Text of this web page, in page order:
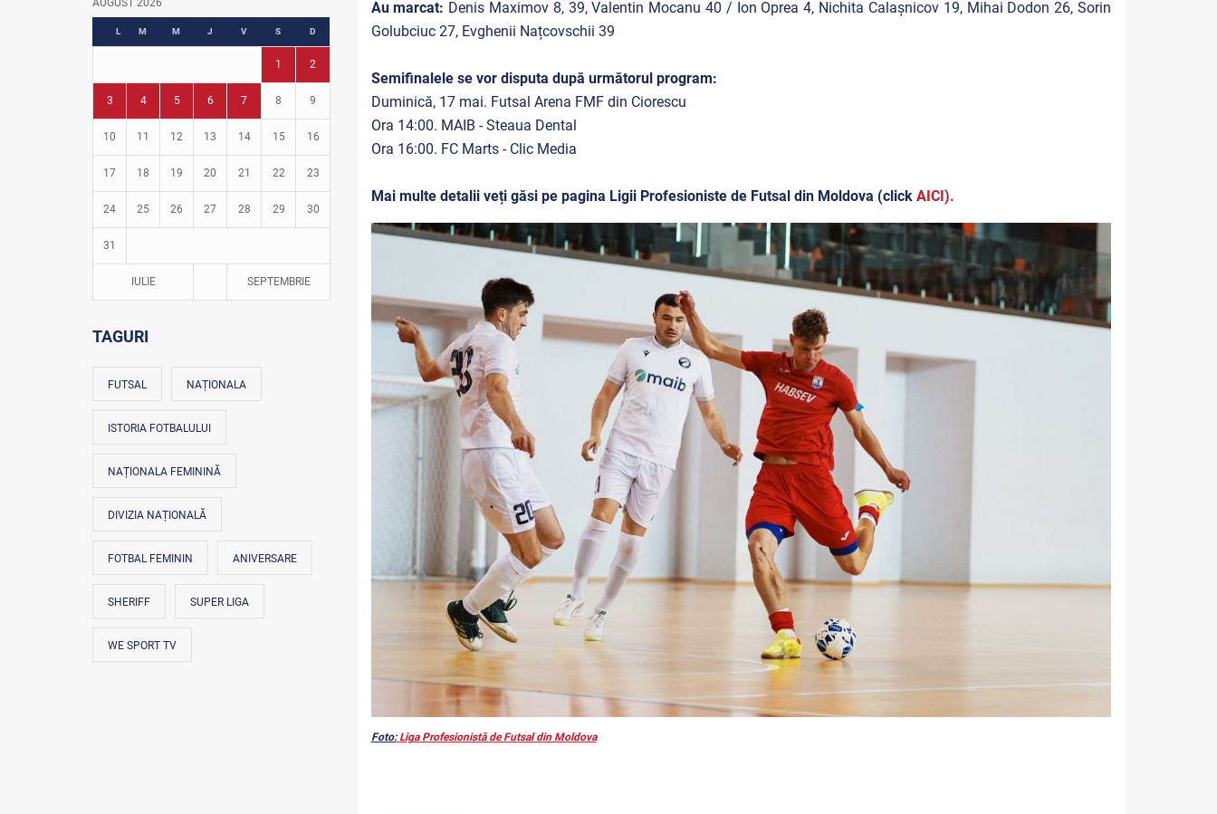
Fotbal în grădinițe
AUGUST 2026
L M M J V S D
1 2
3 4 5 6 7 8 9
10 11 12 13 14 15 16
17 18 19 20 21 22 23
24 25 26 27 28 29 30
31
IULIE SEPTEMBRIE
TAGURI
FUTSAL NAȚIONALA
ISTORIA FOTBALULUI
NAȚIONALA FEMININĂ
DIVIZIA NAȚIONALĂ
FOTBAL FEMININ ANIVERSARE
SHERIFF SUPER LIGA
WE SPORT TV
Au marcat: Denis Maximov 8, 39, Valentin Mocanu 40 / Ion Oprea 4, Nichita Calașnicov 19, Mihai Dodon 26, Sorin
Golubсiuс 27, Evghenii Națcovschii 39
Semifinalele se vor disputa după următorul program:
Duminică, 17 mai. Futsal Arena FMF din Ciorescu
Ora 14:00. MAIB - Steaua Dental
Ora 16:00. FC Marts - Clic Media
Mai multe detalii veți găsi pe pagina Ligii Profesioniste de Futsal din Moldova (click AICI).
Foto: Liga Profesionistă de Futsal din Moldova